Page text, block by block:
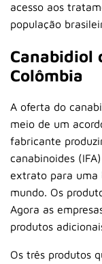
acesso aos
população
Canabidiol
Colômbia
A oferta do
meio de um
fabricante
canabinoides
extrato para uma
mundo. Os
Agora as
produtos
Os três produtos